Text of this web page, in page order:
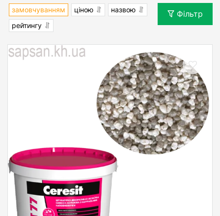
замовчуванням ціною
назвою
рейтингу
Фільтр